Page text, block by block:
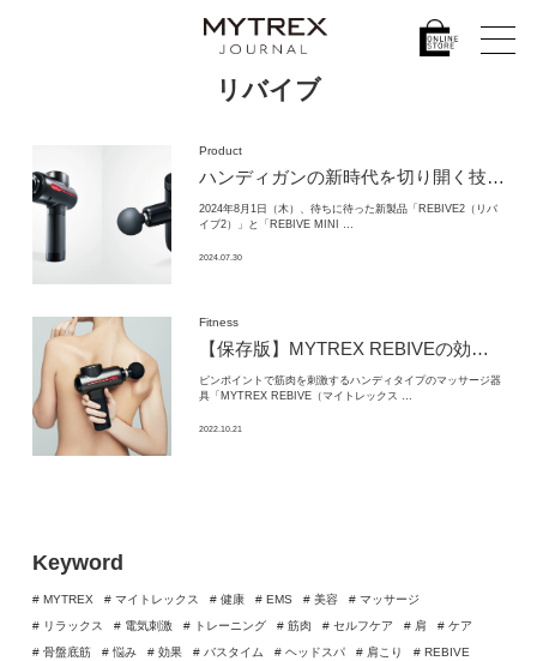
Keyword
# MYTREX # マイトレックス # 健康 # EMS # 美容
# マッサージ
# リラックス
# 電気刺激 # トレーニング # 筋肉 # セルフケア # 肩
# ケア
# 骨盤底筋
# 悩み # 効果 # バスタイム # ヘッドスパ # 肩こり
# REBIVE
リバイブ
Product
ハンディガンの新時代を切り開く技術。
2024年8月1日（木）、待ちに待った新製品「REBIVE2（リバ
イブ2）」と「REBIVE MINI …
2024.07.30
Fitness
【保存版】MYTREX REBIVEの効果的な使い方
ピンポイントで筋肉を刺激するハンディタイプのマッサージ器
具「MYTREX REBIVE（マイトレックス …
2022.10.21